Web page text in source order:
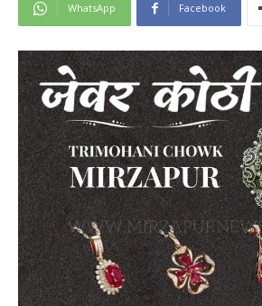
WhatsApp Facebook